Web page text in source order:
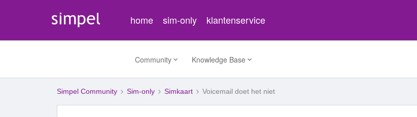
home sim-only klantenservice
Community Knowledge Base
Simpel Community Sim-only Simkaart Voicemail doet het niet